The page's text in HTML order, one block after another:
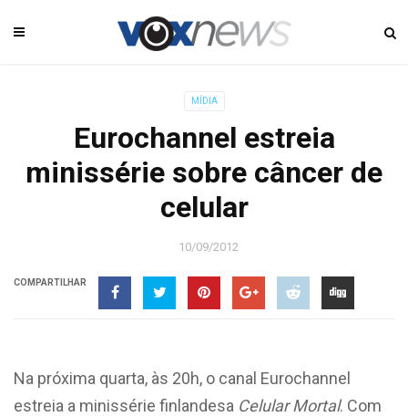
MÍDIA
Eurochannel estreia
minissérie sobre câncer de
celular
10/09/2012
COMPARTILHAR
Na próxima quarta, às 20h, o canal Eurochannel
estreia a minissérie finlandesa Celular Mortal. Com